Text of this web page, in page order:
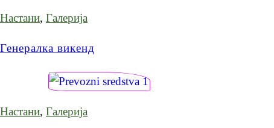
Настани, Галерија
Генералка викенд
Настани, Галерија